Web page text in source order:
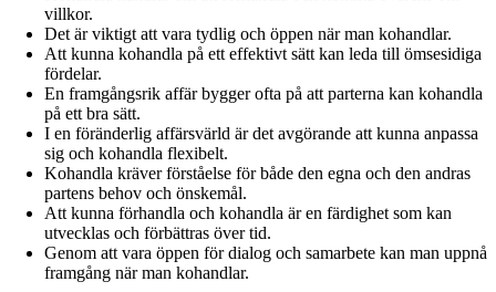
villkor.
Det är viktigt att vara tydlig och öppen när man kohandlar.
Att kunna kohandla på ett effektivt sätt kan leda till ömsesidiga
fördelar.
En framgångsrik affär bygger ofta på att parterna kan kohandla
på ett bra sätt.
I en föränderlig affärsvärld är det avgörande att kunna anpassa
sig och kohandla flexibelt.
Kohandla kräver förståelse för både den egna och den andras
partens behov och önskemål.
Att kunna förhandla och kohandla är en färdighet som kan
utvecklas och förbättras över tid.
Genom att vara öppen för dialog och samarbete kan man uppnå
framgång när man kohandlar.